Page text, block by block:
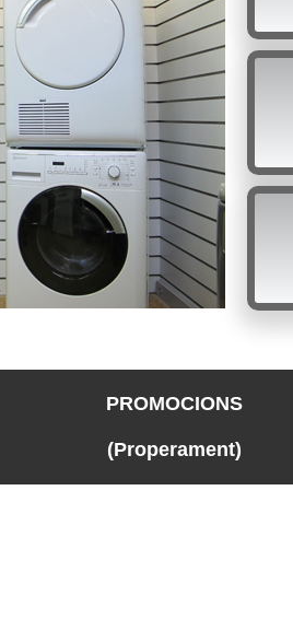
PROMOCIONS
(Properament)